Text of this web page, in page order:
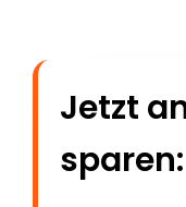
Jetzt
sparen: